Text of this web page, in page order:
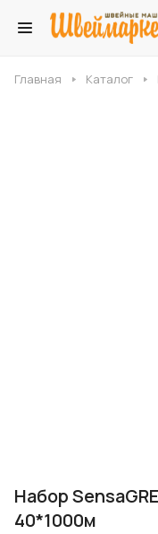
Главная Каталог
Набор
40*1000м